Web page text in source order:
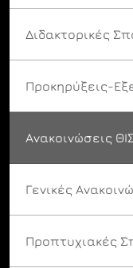
Διδακτορικές
Προκηρύξεις-
Ανακοινώσεις
Γενικές
Προπτυχιακές